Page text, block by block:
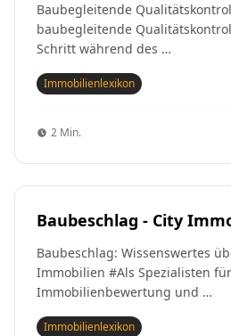
Baubegleitende
baubegleitende
Schritt während des …
Immobilienlexikon
2 Min.
Baubeschlag - City
Baubeschlag: Wissenswertes
Immobilien #Als Spezialisten für
Immobilienbewertung und …
Immobilienlexikon